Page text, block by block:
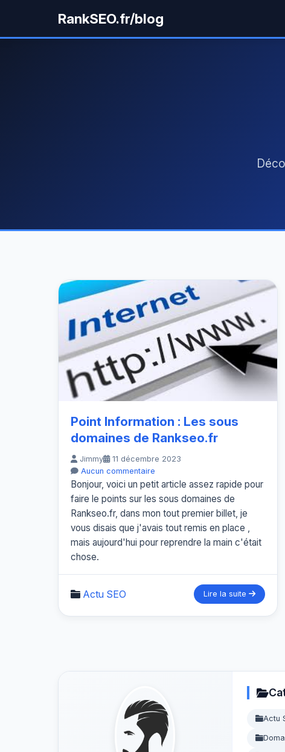
RankSEO.fr/blog
Point Information : Les sous
domaines de Rankseo.fr
Jimmy
11 décembre 2023
Aucun commentaire
Bonjour, voici un petit article assez rapide pour
faire le points sur les sous domaines de
Rankseo.fr, dans mon tout premier billet, je
vous disais que j'avais tout remis en place ,
mais aujourd'hui pour reprendre la main c'était
chose.
Actu SEO Lire la suite
Actu